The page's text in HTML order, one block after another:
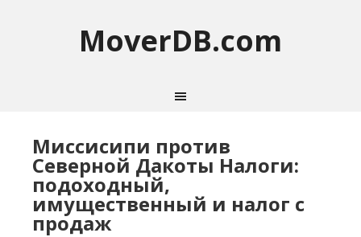
MoverDB.com
Миссисипи против
Северной Дакоты Налоги:
подоходный,
имущественный и налог с
продаж